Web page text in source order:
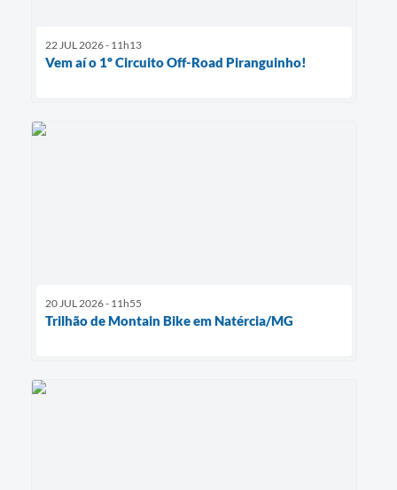
22 JUL 2026 - 11h13
Vem aí o 1º Circuito Off-Road Piranguinho!
20 JUL 2026 - 11h55
Trilhão de Montain Bike em Natércia/MG